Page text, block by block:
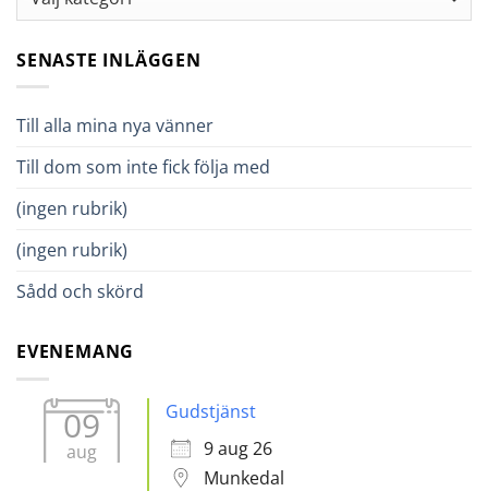
SENASTE INLÄGGEN
Till alla mina nya vänner
Till dom som inte fick följa med
(ingen rubrik)
(ingen rubrik)
Sådd och skörd
EVENEMANG
09
aug
Gudstjänst
9 aug 26
Munkedal